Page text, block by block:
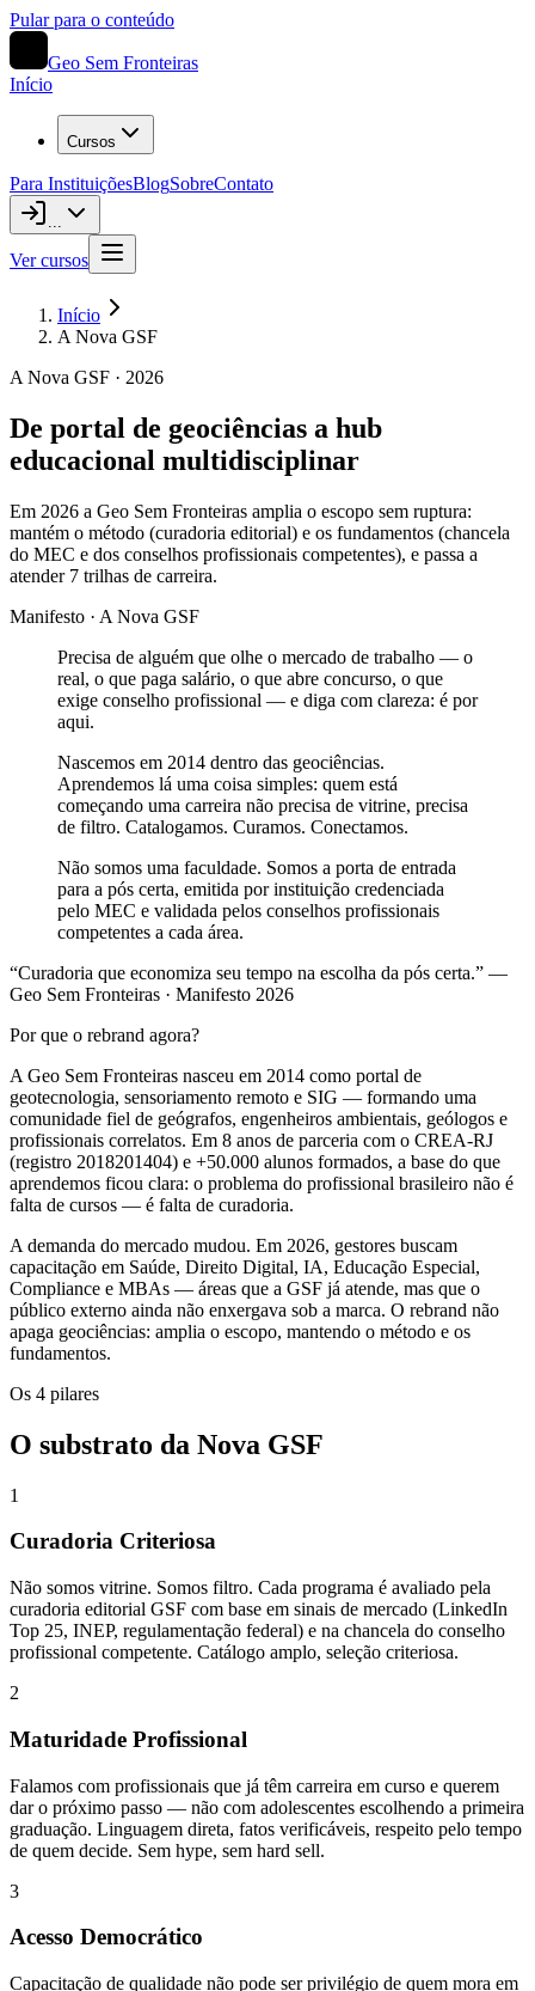
Pular para o conteúdo
Geo Sem Fronteiras
Início
Cursos
Para InstituiçõesBlogSobreContato
...
Ver cursos
Início
A Nova GSF
A Nova GSF · 2026
De portal de geociências a hub
educacional multidisciplinar
Em 2026 a Geo Sem Fronteiras amplia o escopo sem ruptura:
mantém o método (curadoria editorial) e os fundamentos (chancela
do MEC e dos conselhos profissionais competentes), e passa a
atender 7 trilhas de carreira.
Manifesto · A Nova GSF
Precisa de alguém que olhe o mercado de trabalho — o
real, o que paga salário, o que abre concurso, o que
exige conselho profissional — e diga com clareza: é por
aqui.
Nascemos em 2014 dentro das geociências.
Aprendemos lá uma coisa simples: quem está
começando uma carreira não precisa de vitrine, precisa
de filtro. Catalogamos. Curamos. Conectamos.
Não somos uma faculdade. Somos a porta de entrada
para a pós certa, emitida por instituição credenciada
pelo MEC e validada pelos conselhos profissionais
competentes a cada área.
“Curadoria que economiza seu tempo na escolha da pós certa.” —
Geo Sem Fronteiras · Manifesto 2026
Por que o rebrand agora?
A Geo Sem Fronteiras nasceu em 2014 como portal de
geotecnologia, sensoriamento remoto e SIG — formando uma
comunidade fiel de geógrafos, engenheiros ambientais, geólogos e
profissionais correlatos. Em 8 anos de parceria com o CREA-RJ
(registro 2018201404) e +50.000 alunos formados, a base do que
aprendemos ficou clara: o problema do profissional brasileiro não é
falta de cursos — é falta de curadoria.
A demanda do mercado mudou. Em 2026, gestores buscam
capacitação em Saúde, Direito Digital, IA, Educação Especial,
Compliance e MBAs — áreas que a GSF já atende, mas que o
público externo ainda não enxergava sob a marca. O rebrand não
apaga geociências: amplia o escopo, mantendo o método e os
fundamentos.
Os 4 pilares
O substrato da Nova GSF
1
Curadoria Criteriosa
Não somos vitrine. Somos filtro. Cada programa é avaliado pela
curadoria editorial GSF com base em sinais de mercado (LinkedIn
Top 25, INEP, regulamentação federal) e na chancela do conselho
profissional competente. Catálogo amplo, seleção criteriosa.
2
Maturidade Profissional
Falamos com profissionais que já têm carreira em curso e querem
dar o próximo passo — não com adolescentes escolhendo a primeira
graduação. Linguagem direta, fatos verificáveis, respeito pelo tempo
de quem decide. Sem hype, sem hard sell.
3
Acesso Democrático
Capacitação de qualidade não pode ser privilégio de quem mora em